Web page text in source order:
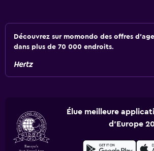
Découvrez sur momondo des offres
dans plus de 70 000 endroits.
Élue meilleure
d'Europe